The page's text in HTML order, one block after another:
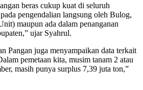
beras cukup kuat di seluruh
pengendalian langsung oleh Bulog,
maupun ada dalam penanganan
ujar Syahrul.
Pangan juga menyampaikan data terkait
pemetaan kita, musim tanam 2 atau
masih punya surplus 7,39 juta ton,”